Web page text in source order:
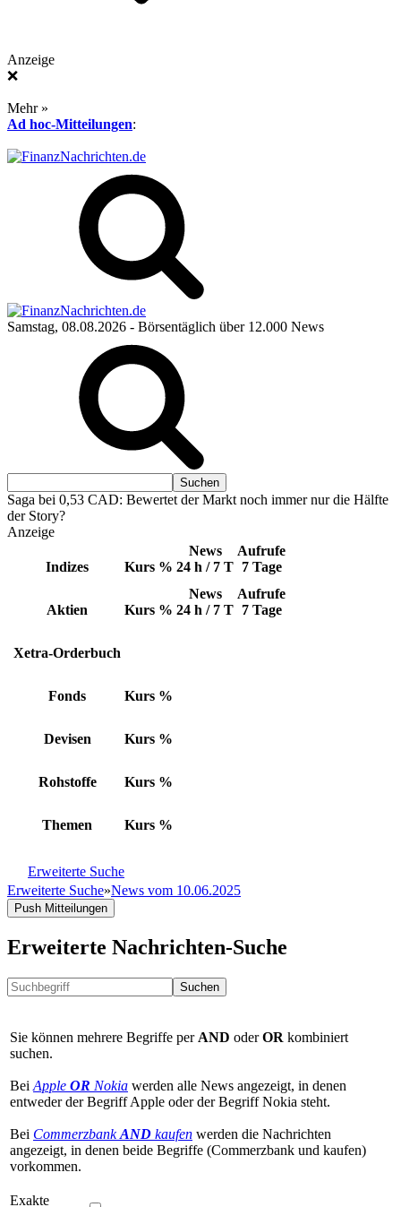
Anzeige
❌
Mehr »
Ad hoc-Mitteilungen:
Samstag, 08.08.2026 - Börsentäglich über 12.000 News
Saga bei 0,53 CAD: Bewertet der Markt noch immer nur die Hälfte
der Story?
Anzeige
Indizes Kurs %
News
24 h / 7 T
Aufrufe
7 Tage
Aktien Kurs %
News
24 h / 7 T
Aufrufe
7 Tage
Xetra-Orderbuch
Fonds Kurs %
Devisen Kurs %
Rohstoffe Kurs %
Themen Kurs %
Erweiterte Suche
Erweiterte Suche»News vom 10.06.2025
Push Mitteilungen
Erweiterte Nachrichten-Suche
Suchen
Sie können mehrere Begriffe per AND oderOR kombiniert
suchen.
Bei Apple OR Nokia werden alle News angezeigt, in denen
entweder der Begriff Apple oder der Begriff Nokia steht.
Bei CommerzbankAND kaufen werden die Nachrichten
angezeigt, in denen beide Begriffe (Commerzbank und kaufen)
vorkommen.
Exakte